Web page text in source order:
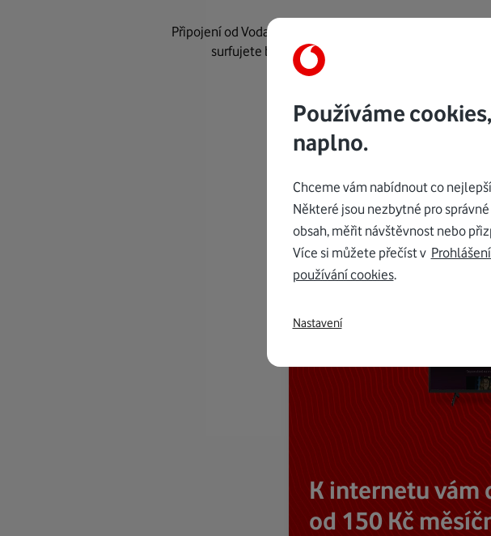
Připojení od Vodafonu je
surfujete bez starostí.
K internetu vám
od 150 Kč
Používáme
naplno.
Chceme vám nabídnout co
Některé jsou nezbytné pro
obsah, měřit návštěvnost nebo
Více si můžete přečíst v
používání cookies.
Nastavení